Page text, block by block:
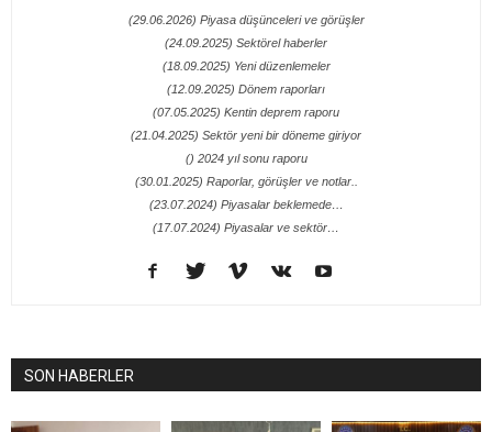
(29.06.2026) Piyasa düşünceleri ve görüşler
(24.09.2025) Sektörel haberler
(18.09.2025) Yeni düzenlemeler
(12.09.2025) Dönem raporları
(07.05.2025) Kentin deprem raporu
(21.04.2025) Sektör yeni bir döneme giriyor
() 2024 yıl sonu raporu
(30.01.2025) Raporlar, görüşler ve notlar..
(23.07.2024) Piyasalar beklemede…
(17.07.2024) Piyasalar ve sektör…
SON HABERLER